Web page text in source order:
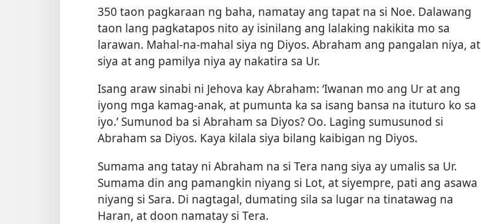
350 taon pagkaraan ng baha, namatay ang tapat na si Noe. Dalawang
taon lang pagkatapos nito ay isinilang ang lalaking nakikita mo sa
larawan. Mahal-na-mahal siya ng Diyos. Abraham ang pangalan niya, at
siya at ang pamilya niya ay nakatira sa Ur.
Isang araw sinabi ni Jehova kay Abraham: ‘Iwanan mo ang Ur at ang
iyong mga kamag-anak, at pumunta ka sa isang bansa na ituturo ko sa
iyo.’ Sumunod ba si Abraham sa Diyos? Oo. Laging sumusunod si
Abraham sa Diyos. Kaya kilala siya bilang kaibigan ng Diyos.
Sumama ang tatay ni Abraham na si Tera nang siya ay umalis sa Ur.
Sumama din ang pamangkin niyang si Lot, at siyempre, pati ang asawa
niyang si Sara. Di nagtagal, dumating sila sa lugar na tinatawag na
Haran, at doon namatay si Tera.